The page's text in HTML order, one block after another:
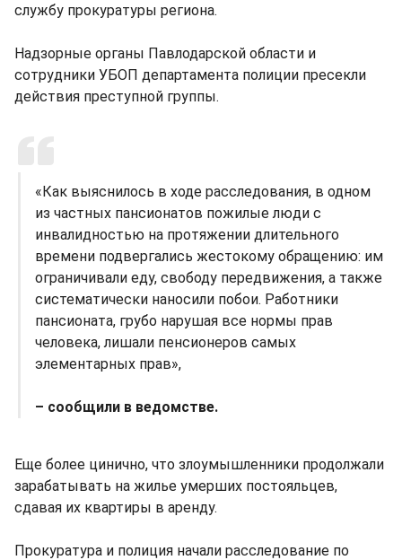
службу прокуратуры региона.
Надзорные органы Павлодарской области и
сотрудники УБОП департамента полиции пресекли
действия преступной группы.
«Как выяснилось в ходе расследования, в одном
из частных пансионатов пожилые люди с
инвалидностью на протяжении длительного
времени подвергались жестокому обращению: им
ограничивали еду, свободу передвижения, а также
систематически наносили побои. Работники
пансионата, грубо нарушая все нормы прав
человека, лишали пенсионеров самых
элементарных прав»,
– сообщили в ведомстве.
Еще более цинично, что злоумышленники продолжали
зарабатывать на жилье умерших постояльцев,
сдавая их квартиры в аренду.
Прокуратура и полиция начали расследование по